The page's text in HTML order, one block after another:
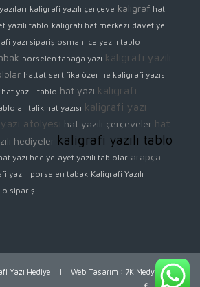
kaligrafi yazılı çerçeve kaligraf hat
yazılı tablo kaligrafi hat merkezi davetiye
yazı sipariş osmanlıca yazılı tablo
porselen tabağa yazı kaligrafi yazılı
hattat sertifika üzerine kaligrafi yazısı
hat yazılı tablo hat yazı kaligrafi
talik hat yazısı kaligrafi yazı
atölyesi hat yazılı çerçeveler hat
hediyeler kaligrafi yazılı tablo
yazı hediye ayet yazılı tablolar arapça
yazılı porselen tabak Kaligrafi Yazılı
sipariş
Yazı Hediye | Web Tasarım : 7K Medya